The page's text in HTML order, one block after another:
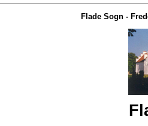
Flade Sogn-